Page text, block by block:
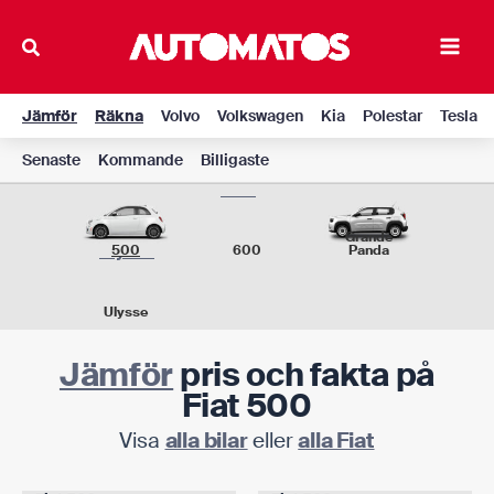
Main
Jämför Räkna Volvo Volkswagen Kia Polestar Tesla
Senaste Kommande Billigaste
500 600
Grande
Panda
Ulysse
Jämförpris och fakta på
Fiat 500
Visa alla bilarelleralla Fiat